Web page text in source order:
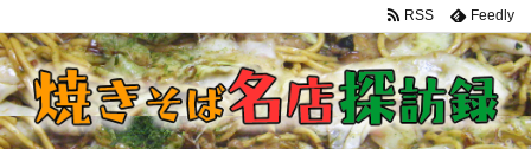
RSS Feedly